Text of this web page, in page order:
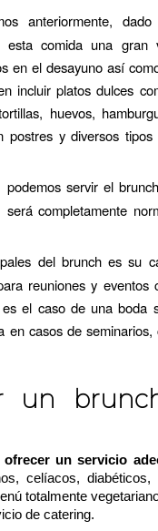
anteriormente,
comida una gran
en el desayuno así
incluir platos dulces
huevos,
y diversos tipos
servir el
completamente
del brunch es su
reuniones y eventos
el caso de una boda
en casos de seminarios,
un
ofrecer un servicio
celíacos, diabéticos,
totalmente
de catering.